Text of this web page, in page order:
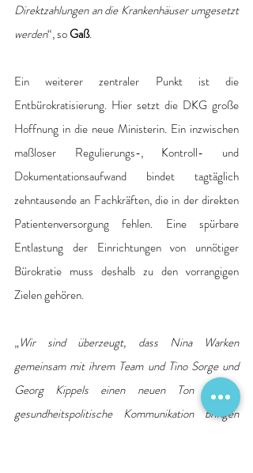
Direktzahlungen an die Krankenhäuser umgesetzt
werden“, so Gaß.
Ein weiterer zentraler Punkt ist die
Entbürokratisierung. Hier setzt die DKG große
Hoffnung in die neue Ministerin. Ein inzwischen
maßloser Regulierungs-, Kontroll- und
Dokumentationsaufwand bindet tagtäglich
zehntausende an Fachkräften, die in der direkten
Patientenversorgung fehlen. Eine spürbare
Entlastung der Einrichtungen von unnötiger
Bürokratie muss deshalb zu den vorrangigen
Zielen gehören.
„Wir sind überzeugt, dass Nina Warken
gemeinsam mit ihrem Team und Tino Sorge und
Georg Kippels einen neuen Ton in die
gesundheitspolitische Kommunikation bringen